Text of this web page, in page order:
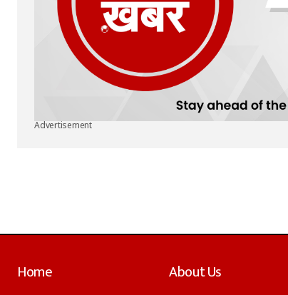
Advertisement
Home About Us